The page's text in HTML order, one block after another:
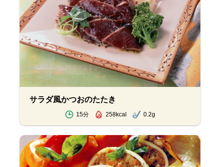
サラダ風かつおのたたき
15分 258kcal 0.2g